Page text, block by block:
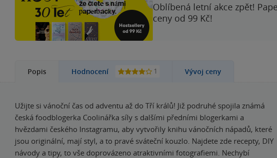
Oblíbená letní akce zpět!
ceny od 99 Kč!
Popis Hodnocení 1 Vývoj ceny
Užijte si vánoční čas od adventu až do Tří králů! Již podruhé spojila známá
česká foodblogerka Coolinářka síly s dalšími předními blogerkami a
hvězdami českého Instagramu, aby vytvořily knihu vánočních nápadů, které
jsou originální, mají styl, a to pravé sváteční kouzlo. Najdete zde recepty, DIY
návody a tipy, to vše doprovázeno atraktivními fotografiemi. Nechybí